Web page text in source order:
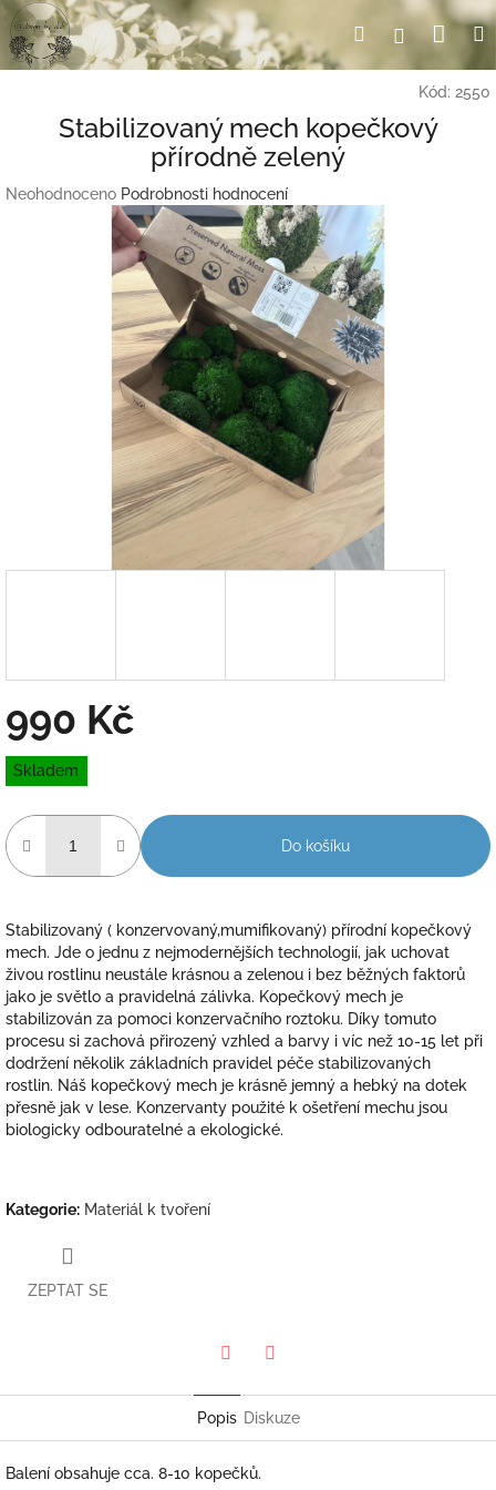
Přejít
na
obsah
HledatPřihlášení
Kód: 2550
Stabilizovaný mech kopečkový
přírodně zelený
Průměrné
Neohodnoceno Podrobnosti hodnocení
990 Kč
Měrná
cena:
Skladem
Do košíku
Stabilizovaný ( konzervovaný,mumifikovaný) přírodní kopečkový
mech. Jde o jednu z nejmodernějších technologií, jak uchovat
živou rostlinu neustále krásnou a zelenou i bez běžných faktorů
jako je světlo a pravidelná zálivka. Kopečkový mech je
stabilizován za pomoci konzervačního roztoku. Díky tomuto
procesu si zachová přirozený vzhled a barvy i víc než 10-15 let při
dodržení několik základních pravidel péče stabilizovaných
rostlin. Náš kopečkový mech je krásně jemný a hebký na dotek
přesně jak v lese. Konzervanty použité k ošetření mechu jsou
biologicky odbouratelné a ekologické.
Kategorie: Materiál k tvoření
ZEPTAT SE
Popis Diskuze
Balení obsahuje cca. 8-10 kopečků.